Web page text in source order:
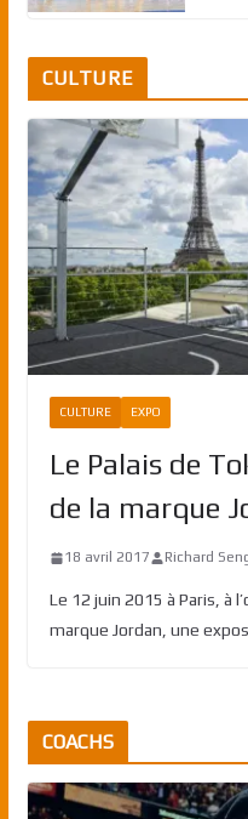
CULTURE
CULTURE EXPO
Le Palais de
de la marque
18 avril 2017 Richard
Le 12 juin 2015 à Paris, à
marque Jordan, une
COACHS